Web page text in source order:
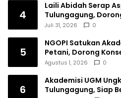
4
Laili Abidah Serap
Tulungagung,
Perempuan
Juli 31, 2026 0
5
NGOPI Satukan
Petani, Dorong
Saing Kopi
Agustus 1, 2026 0
6
Akademisi UGM
Tulungagung, Siap